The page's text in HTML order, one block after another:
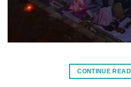
CONTINUE